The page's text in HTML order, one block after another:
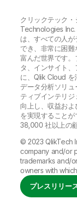
クリックテック
Technologies Inc.
は、すべての人
でき、非常に困
富んだ世界です
タ、インサイト
に、Qlik Cloud
データ分析ソリ
ティブインテリ
向上し、収益お
を実現することが
38,000 社以上の
© 2023 QlikTech
company and/or
trademarks and/
owners with
プレスリリー